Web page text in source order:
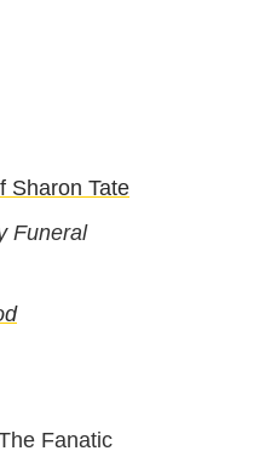
Sharon Tate
Funeral
Fanatic